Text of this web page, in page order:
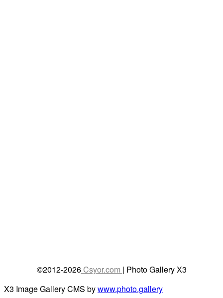
©2012-2026Csyor.com | Photo Gallery X3
X3 Image Gallery CMS bywww.photo.gallery